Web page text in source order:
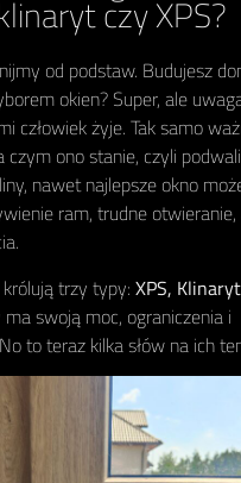
czy XPS?
od podstaw. Budujesz
okien? Super, ale
człowiek żyje. Tak samo
czym ono stanie, czyli
nawet najlepsze okno
ram, trudne otwieranie,
królują trzy typy: XPS,
ma swoją moc, ograniczenia i
to teraz kilka słów na ich